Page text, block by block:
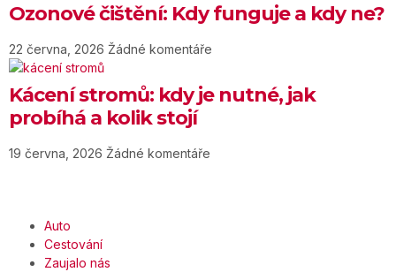
Ozonové čištění: Kdy funguje a kdy ne?
22 června, 2026 Žádné komentáře
Kácení stromů: kdy je nutné, jak
probíhá a kolik stojí
19 června, 2026 Žádné komentáře
Auto
Cestování
Zaujalo nás